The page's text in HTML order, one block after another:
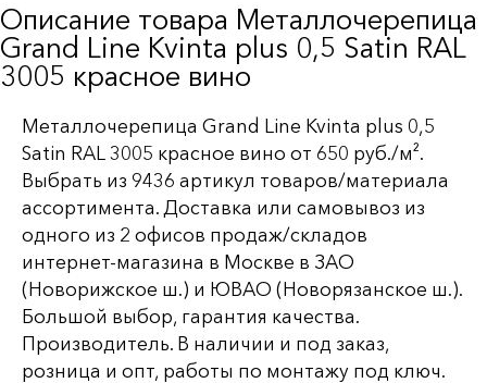
Описание товара Металлочерепица
Grand Line Kvinta plus 0,5 Satin RAL
3005 красное вино
Металлочерепица Grand Line Kvinta plus 0,5
Satin RAL 3005 красное вино от 650 руб./м².
Выбрать из 9436 артикул товаров/материала
ассортимента. Доставка или самовывоз из
одного из 2 офисов продаж/складов
интернет-магазина в Москве в ЗАО
(Новорижское ш.) и ЮВАО (Новорязанское ш.).
Большой выбор, гарантия качества.
Производитель. В наличии и под заказ,
розница и опт, работы по монтажу под ключ.